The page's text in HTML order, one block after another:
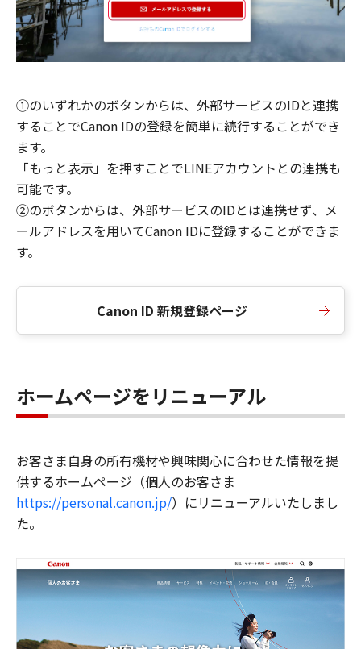
①のいずれかのボタンからは、外部サービスのIDと連携
することでCanon IDの登録を簡単に続行することができ
ます。
「もっと表示」を押すことでLINEアカウントとの連携も
可能です。
②のボタンからは、外部サービスのIDとは連携せず、メ
ールアドレスを用いてCanon IDに登録することができま
す。
Canon ID 新規登録ページ
ホームページをリニューアル
お客さま自身の所有機材や興味関心に合わせた情報を提
供するホームページ（個人のお客さま
https://personal.canon.jp/）にリニューアルいたしまし
た。